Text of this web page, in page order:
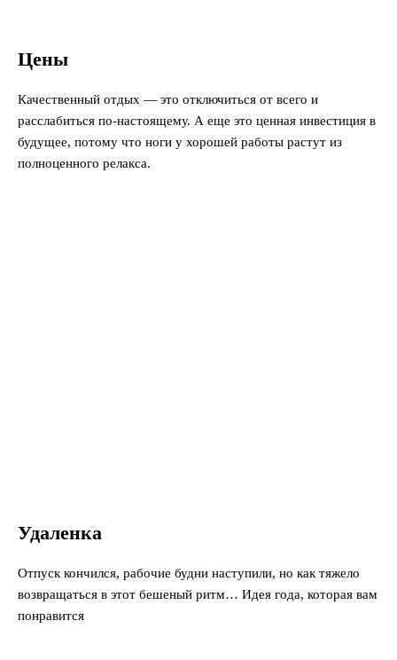
Цены
Качественный отдых ― это отключиться от всего и
расслабиться по-настоящему. А еще это ценная инвестиция в
будущее, потому что ноги у хорошей работы растут из
полноценного релакса.
Удаленка
Отпуск кончился, рабочие будни наступили, но как тяжело
возвращаться в этот бешеный ритм… Идея года, которая вам
понравится